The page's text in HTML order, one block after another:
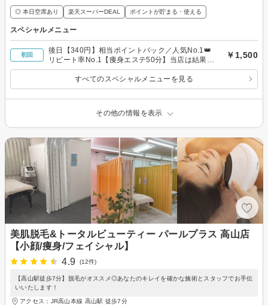
◎ 本日空席あり 楽天スーパーDEAL ポイントが貯まる・使える
スペシャルメニュー
初回
後日【340円】相当ポイントバック／人気No.1👑
リピート率No.1【痩身エステ50分】当店は結果重
視◎落ちにくい脂肪も効率的に焼燃♪
￥1,500
すべてのスペシャルメニューを見る
その他の情報を表示
美肌脱毛&トータルビューティー パールプラス 高山店
【小顔/痩身/フェイシャル】
4.9
(12件)
【高山駅徒歩7分】脱毛がオススメ◎あなたのキレイを確かな施術とスタッフでお手伝
いいたします！
アクセス：JR高山本線 高山駅 徒歩7分